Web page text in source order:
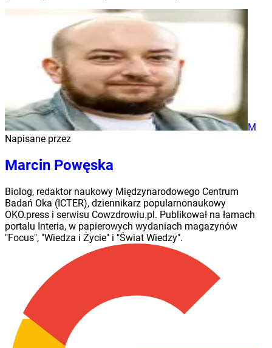
M
Napisane przez
Marcin Powęska
Biolog, redaktor naukowy Międzynarodowego Centrum
Badań Oka (ICTER), dziennikarz popularnonaukowy
OKO.press i serwisu Cowzdrowiu.pl. Publikował na łamach
portalu Interia, w papierowych wydaniach magazynów
"Focus", "Wiedza i Życie" i "Świat Wiedzy".